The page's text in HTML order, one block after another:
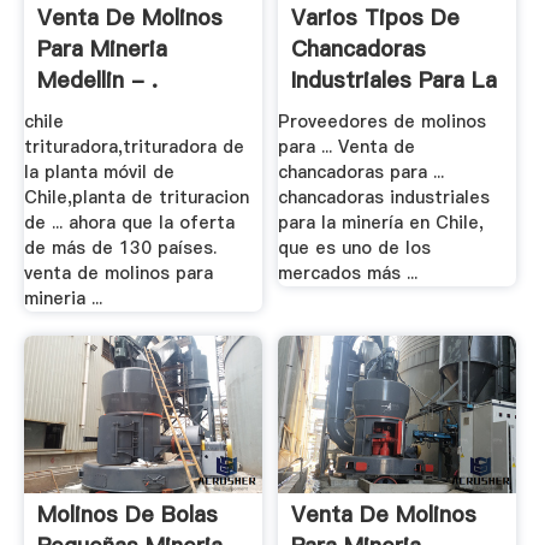
Venta De Molinos
Para Mineria
Medellin - .
chile
trituradora,trituradora de
la planta móvil de
Chile,planta de trituracion
de ... ahora que la oferta
de más de 130 países.
venta de molinos para
mineria ...
Varios Tipos De
Chancadoras
Industriales Para La
.
Proveedores de molinos
para ... Venta de
chancadoras para ...
chancadoras industriales
para la minería en Chile,
que es uno de los
mercados más ...
Molinos De Bolas
Venta De Molinos